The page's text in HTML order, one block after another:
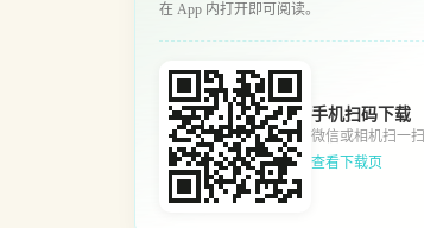
在 App 内打开即可阅读。
手机扫码下载
微信或相机扫一扫
查看下载页